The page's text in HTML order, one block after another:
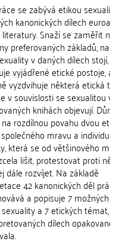
se zabývá etikou
kanonických dílech
Snaží se zaměřit na
preferovaných základů, na
v daných dílech stojí,
vyjádřené etické postoje, a
vyzdvihuje některá etická
v souvislosti se sexualitou v
knihách objevují.
rozdílnou povahu dvou
mravu a
která se od většinového
lišit, protestovat proti
dále rozvíjet. Na základě
42 kanonických děl
a popisuje 7 možných
a 7 etických témat,
dílech opakovaně